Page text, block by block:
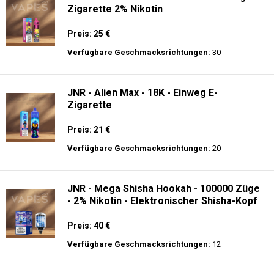
Zigarette 2% Nikotin
Preis: 25 €
Verfügbare Geschmacksrichtungen: 30
JNR - Alien Max - 18K - Einweg E-
Zigarette
Preis: 21 €
Verfügbare Geschmacksrichtungen: 20
JNR - Mega Shisha Hookah - 100000 Züge
- 2% Nikotin - Elektronischer Shisha-Kopf
Preis: 40 €
Verfügbare Geschmacksrichtungen: 12